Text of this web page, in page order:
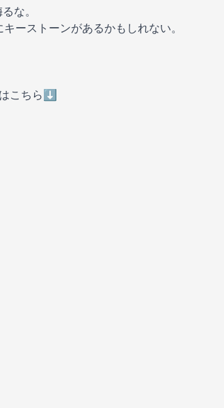
な。
ーストーンがあるかもしれない。
こちら⬇️